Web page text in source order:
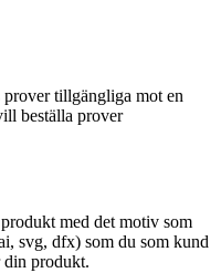
tillgängliga mot en
beställa prover
med det motiv som
svg, dfx) som du som kund
din produkt.